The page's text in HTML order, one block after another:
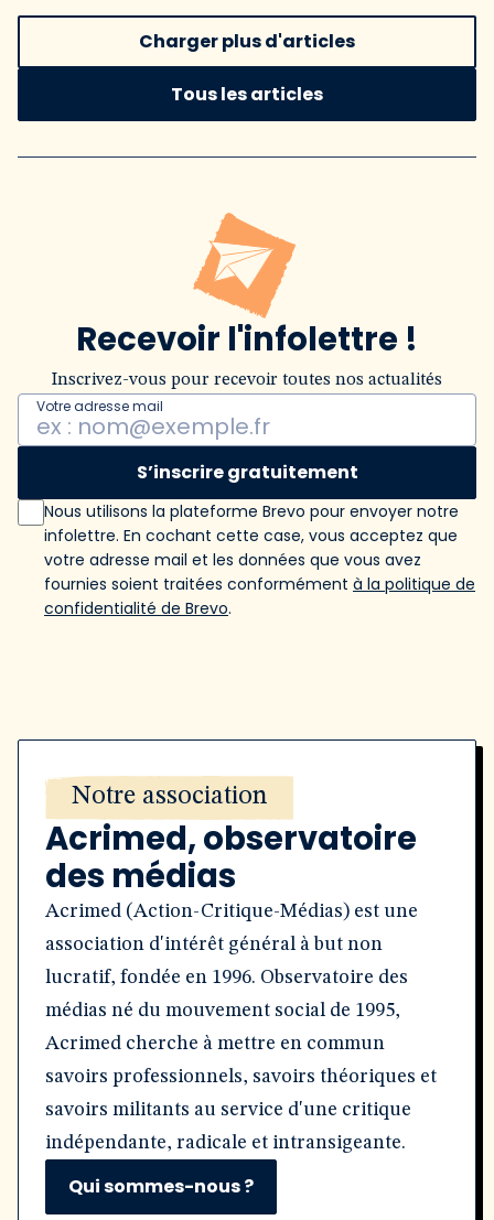
Charger plus d'articles
Tous les articles
Recevoir l'infolettre !
Inscrivez-vous pour recevoir toutes nos actualités
Votre adresse mail
S’inscrire gratuitement
Nous utilisons la plateforme Brevo pour envoyer notre
infolettre. En cochant cette case, vous acceptez que
votre adresse mail et les données que vous avez
fournies soient traitées conformément à la politique de
confidentialité de Brevo.
Notre association
Acrimed, observatoire
des médias
Acrimed (Action-Critique-Médias) est une
association d'intérêt général à but non
lucratif, fondée en 1996. Observatoire des
médias né du mouvement social de 1995,
Acrimed cherche à mettre en commun
savoirs professionnels, savoirs théoriques et
savoirs militants au service d'une critique
indépendante, radicale et intransigeante.
Qui sommes-nous ?